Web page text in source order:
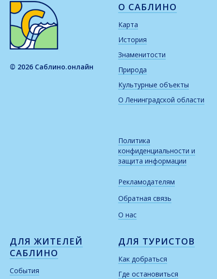
© 2026 Саблино.онлайн
О САБЛИНО
Карта
История
Знаменитости
Природа
Культурные объекты
О Ленинградской области
Политика
конфиденциальности и
защита информации
Рекламодателям
Обратная связь
О нас
ДЛЯ ЖИТЕЛЕЙ
САБЛИНО
События
ДЛЯ ТУРИСТОВ
Как добраться
Где остановиться